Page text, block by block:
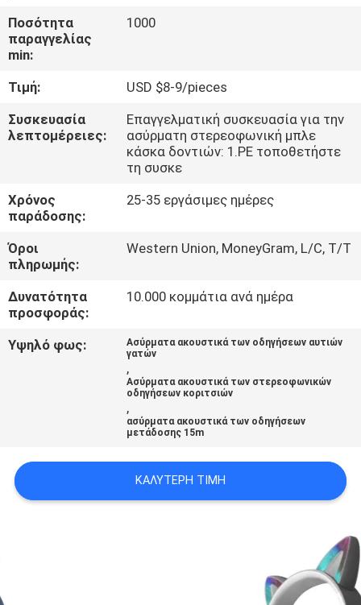
ΜΑΣ
ΕΛΆΤΕ
ΕΠΑΦΉ
ΜΕ
ΈΝΑ
ΑΠΌΣΠΑΣΜΑ
PRIVACY
POLICY
Ποσότητα
παραγγελίας
min:
1000
Τιμή:
USD $8-9/pieces
Συσκευασία
λεπτομέρειες:
Επαγγελματική συσκευασία για την
ασύρματη στερεοφωνική μπλε
κάσκα δοντιών: 1.PE τοποθετήστε
τη συσκε
Χρόνος
παράδοσης:
25-35 εργάσιμες ημέρες
Όροι
πληρωμής:
Western Union, MoneyGram, L/C, T/T
Δυνατότητα
προσφοράς:
10.000 κομμάτια ανά ημέρα
Υψηλό φως:
Ασύρματα ακουστικά των οδηγήσεων αυτιών
γατών
,
Ασύρματα ακουστικά των στερεοφωνικών
οδηγήσεων κοριτσιών
,
ασύρματα ακουστικά των οδηγήσεων
μετάδοσης 15m
ΚΑΛΎΤΕΡΗ ΤΙΜΉ